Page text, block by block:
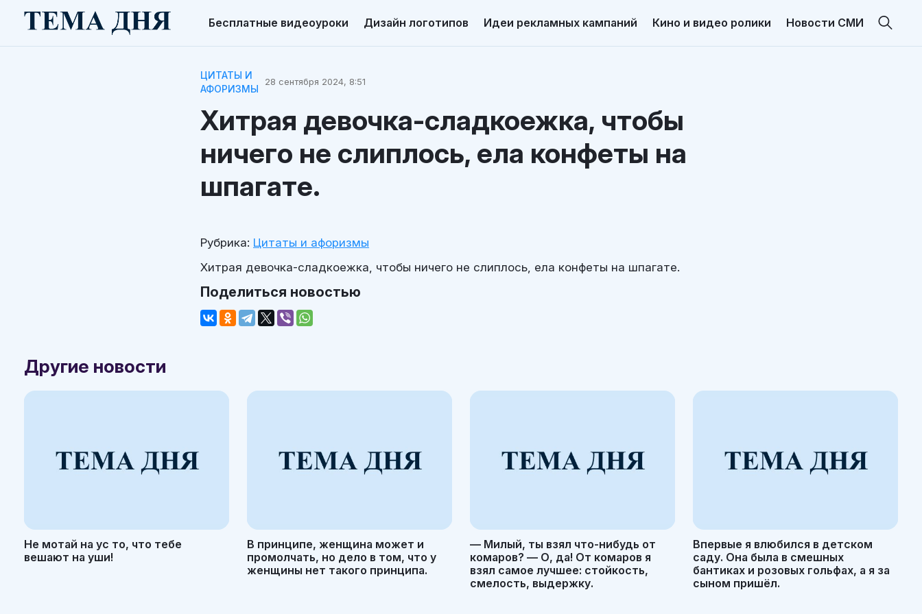
Бесплатные видеоуроки Дизайн логотипов Идеи рекламных кампаний Кино и видео ролики Новости СМИ
ЦИТАТЫ И
АФОРИЗМЫ
28 сентября 2024, 8:51
Хитрая девочка-сладкоежка, чтобы
ничего не слиплось, ела конфеты на
шпагате.
Рубрика: Цитаты и афоризмы
Хитрая девочка-сладкоежка, чтобы ничего не слиплось, ела конфеты на шпагате.
Поделиться новостью
Другие новости
Не мотай на ус то, что тебе
вешают на уши!
В принципе, женщина может и
промолчать, но дело в том, что у
женщины нет такого принципа.
— Милый, ты взял что-нибудь от
комаров? — О, да! От комаров я
взял самое лучшее: стойкость,
смелость, выдержку.
Впервые я влюбился в детском
саду. Она была в смешных
бантиках и розовых гольфах, а я за
сыном пришёл.